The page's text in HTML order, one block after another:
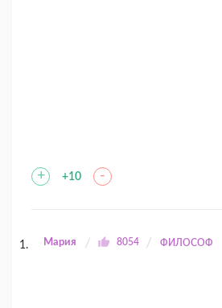
+ +10 -
Мария 8054 ФИЛОСОФ